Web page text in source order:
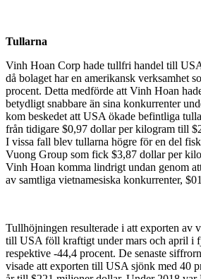
Tullarna
Vinh Hoan Corp hade tullfri handel till
då bolaget har en amerikansk verksamhet
procent. Detta medförde att Vinh Hoan
betydligt snabbare än sina konkurrenter
kom beskedet att USA ökade befintliga
från tidigare $0,97 dollar per kilogram till
I vissa fall blev tullarna högre för en del
Vuong Group som fick $3,87 dollar per
Vinh Hoan komma lindrigt undan genom
av samtliga vietnamesiska konkurrenter,
Tullhöjningen resulterade i att exporten av
till USA föll kraftigt under mars och april i
respektive -44,4 procent. De senaste
visade att exporten till USA sjönk med 40